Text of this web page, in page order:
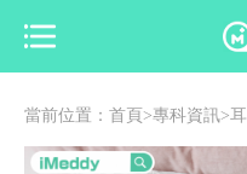
當前位置：首頁>專科資訊>